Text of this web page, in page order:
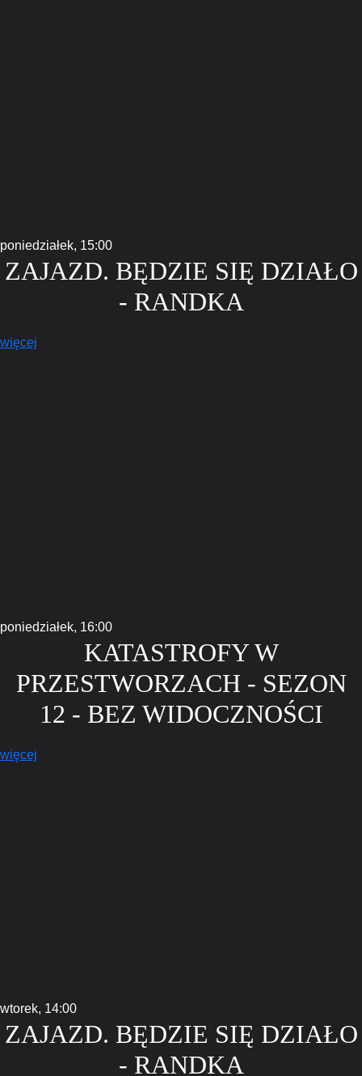
poniedziałek, 15:00
ZAJAZD. BĘDZIE SIĘ DZIAŁO
- RANDKA
więcej
poniedziałek, 16:00
KATASTROFY W
PRZESTWORZACH - SEZON
12 - BEZ WIDOCZNOŚCI
więcej
wtorek, 14:00
ZAJAZD. BĘDZIE SIĘ DZIAŁO
- RANDKA